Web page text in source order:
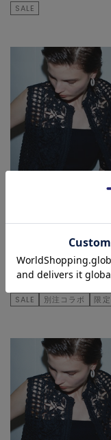
SALE
チューブトップ
¥4,400 50% OFF
¥2,200 SOLD OUT
SALE 別注コラボ 限定